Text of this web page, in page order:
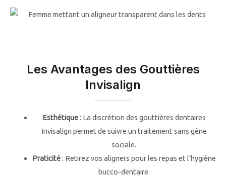
Les Avantages des Gouttières
Invisalign
Esthétique: La discrétion des gouttières dentaires
Invisalign permet de suivre un traitement sans gêne
sociale.
Praticité: Retirez vos aligners pour les repas et l’hygiène
bucco-dentaire.